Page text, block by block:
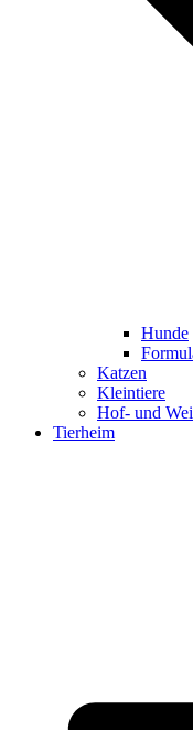
Hunde
Katzen
Kleintiere
Hof- und
Tierheim